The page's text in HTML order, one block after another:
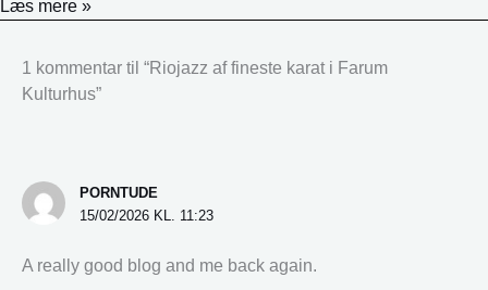
Læs mere »
1 kommentar til “Riojazz af fineste karat i Farum
Kulturhus”
PORNTUDE
15/02/2026 KL. 11:23
A really good blog and me back again.